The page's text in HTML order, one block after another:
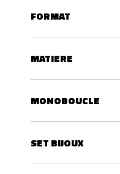
FORMAT
10MM
12MM
MATIERE
Acier inoxydable
MONOBOUCLE
1 unité
SET BIJOUX
4 unités